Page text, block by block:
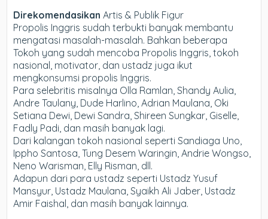
Direkomendasikan Artis & Publik Figur
Propolis Inggris sudah terbukti banyak membantu
mengatasi masalah-masalah. Bahkan beberapa
Tokoh yang sudah mencoba Propolis Inggris, tokoh
nasional, motivator, dan ustadz juga ikut
mengkonsumsi propolis Inggris.
Para selebritis misalnya Olla Ramlan, Shandy Aulia,
Andre Taulany, Dude Harlino, Adrian Maulana, Oki
Setiana Dewi, Dewi Sandra, Shireen Sungkar, Giselle,
Fadly Padi, dan masih banyak lagi.
Dari kalangan tokoh nasional seperti Sandiaga Uno,
Ippho Santosa, Tung Desem Waringin, Andrie Wongso,
Neno Warisman, Elly Risman, dll.
Adapun dari para ustadz seperti Ustadz Yusuf
Mansyur, Ustadz Maulana, Syaikh Ali Jaber, Ustadz
Amir Faishal, dan masih banyak lainnya.